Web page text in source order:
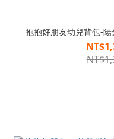
抱抱好朋友幼兒背包-